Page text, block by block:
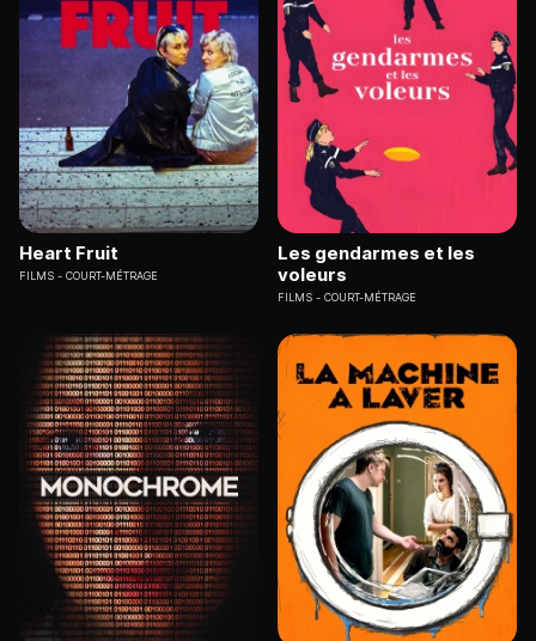
Heart Fruit
FILMS COURT-MÉTRAGE
Les gendarmes et les
voleurs
FILMS COURT-MÉTRAGE